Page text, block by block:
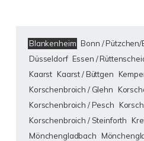
Blankenheim Bonn /
Düsseldorf Essen /
Kaarst Kaarst / Büttgen
Korschenbroich / Glehn
Korschenbroich / Pesch
Korschenbroich / Steinforth
Mönchengladbach